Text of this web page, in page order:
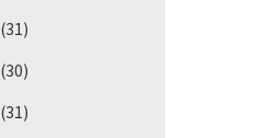
(31)
(30)
(31)